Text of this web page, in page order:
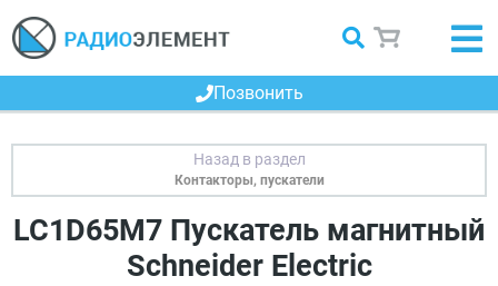
Позвонить
Контакторы, пускатели
LC1D65M7 Пускатель магнитный
Schneider Electric